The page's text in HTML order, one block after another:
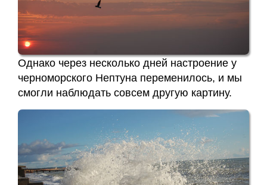
Однако через несколько дней настроение у
черноморского Нептуна переменилось, и мы
смогли наблюдать совсем другую картину.